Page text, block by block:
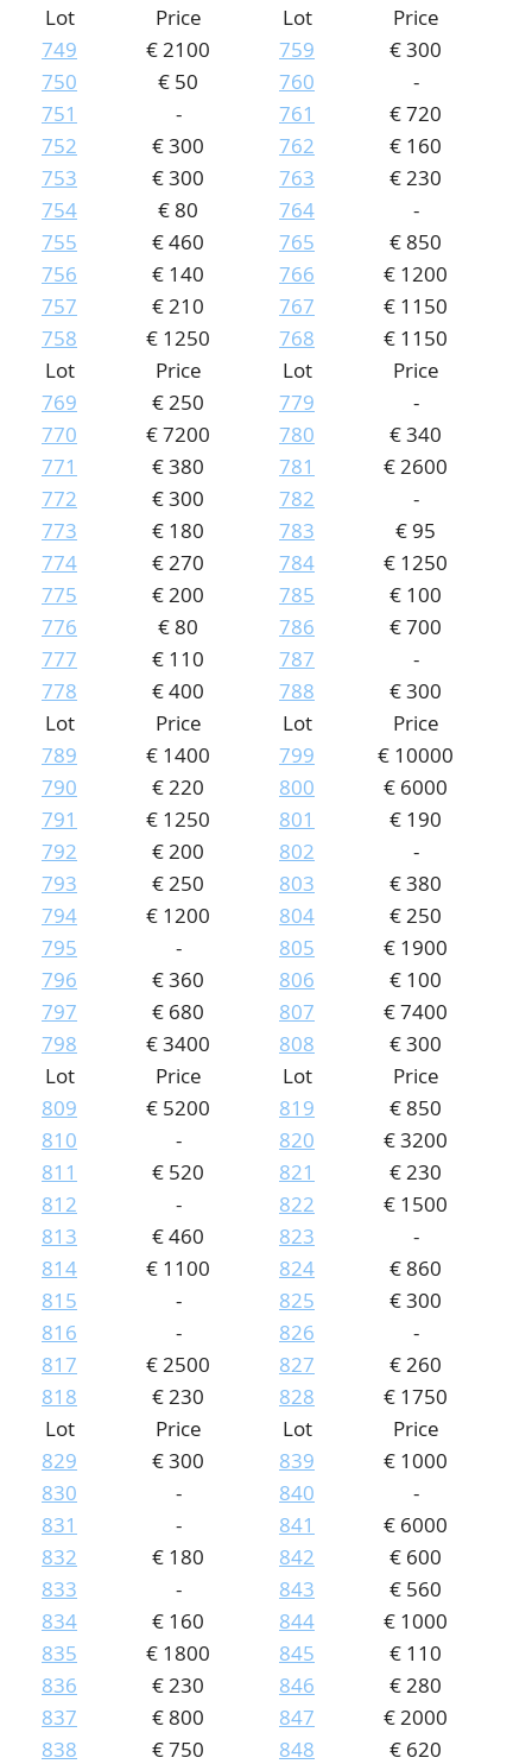
Lot
Price
749
€ 2100
750
€ 50
751
-
752
€ 300
753
€ 300
754
€ 80
755
€ 460
756
€ 140
757
€ 210
758
€ 1250
Lot
Price
759
€ 300
760
-
761
€ 720
762
€ 160
763
€ 230
764
-
765
€ 850
766
€ 1200
767
€ 1150
768
€ 1150
Lot
Price
769
€ 250
770
€ 7200
771
€ 380
772
€ 300
773
€ 180
774
€ 270
775
€ 200
776
€ 80
777
€ 110
778
€ 400
Lot
Price
779
-
780
€ 340
781
€ 2600
782
-
783
€ 95
784
€ 1250
785
€ 100
786
€ 700
787
-
788
€ 300
Lot
Price
789
€ 1400
790
€ 220
791
€ 1250
792
€ 200
793
€ 250
794
€ 1200
795
-
796
€ 360
797
€ 680
798
€ 3400
Lot
Price
799
€ 10000
800
€ 6000
801
€ 190
802
-
803
€ 380
804
€ 250
805
€ 1900
806
€ 100
807
€ 7400
808
€ 300
Lot
Price
809
€ 5200
810
-
811
€ 520
812
-
813
€ 460
814
€ 1100
815
-
816
-
817
€ 2500
818
€ 230
Lot
Price
819
€ 850
820
€ 3200
821
€ 230
822
€ 1500
823
-
824
€ 860
825
€ 300
826
-
827
€ 260
828
€ 1750
Lot
Price
829
€ 300
830
-
831
-
832
€ 180
833
-
834
€ 160
835
€ 1800
836
€ 230
837
€ 800
838
€ 750
Lot
Price
839
€ 1000
840
-
841
€ 6000
842
€ 600
843
€ 560
844
€ 1000
845
€ 110
846
€ 280
847
€ 2000
848
€ 620